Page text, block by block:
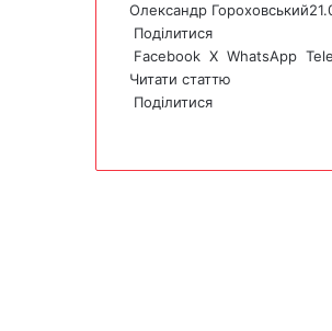
Олександр Гороховський
Поділитися
Facebook X WhatsApp
Читати статтю
Поділитися
calb
i